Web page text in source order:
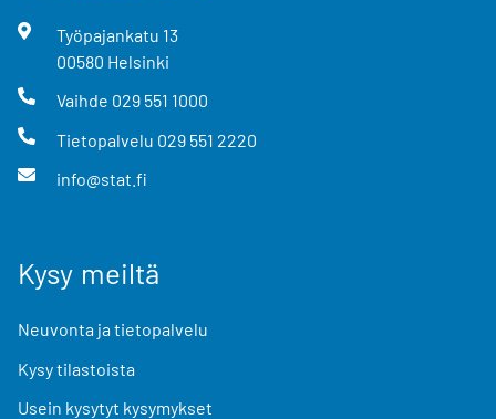
Työpajankatu 13
00580 Helsinki
Vaihde 029 551 1000
Tietopalvelu 029 551 2220
info@stat.fi
Kysy meiltä
Neuvonta ja tietopalvelu
Kysy tilastoista
Usein kysytyt kysymykset